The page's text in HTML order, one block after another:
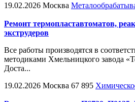
19.02.2026 Москва
Ремонт термопластавтоматов,
экструдеров
Все работы производятся в
методиками Хмельницкого завода
Доста...
19.02.2026 Москва 67 895